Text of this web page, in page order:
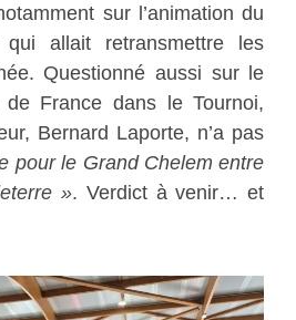
sur l’animation du
allait retransmettre les
Questionné aussi sur le
de France dans le Tournoi,
Bernard Laporte, n’a pas
pour le Grand Chelem entre
». Verdict à venir… et